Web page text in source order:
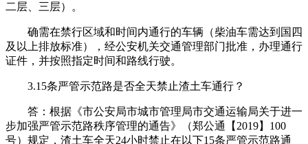
二层、三层）。
确需在禁行区域和时间内通行的车辆（柴油车需达到国四
及以上排放标准），经公安机关交通管理部门批准，办理通行
证件，并按照指定时间和路线行驶。
3.15条严管示范路是否全天禁止渣土车通行？
答：根据《市公安局市城市管理局市交通运输局关于进一
步加强严管示范路秩序管理的通告》（郑公通【2019】100
号）规定，渣土车全天24小时禁止在以下15条严管示范路通